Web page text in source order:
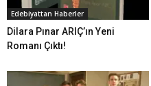
Edebiyattan Haberler
Dilara Pınar ARIÇ’ın Yeni
Romanı Çıktı!